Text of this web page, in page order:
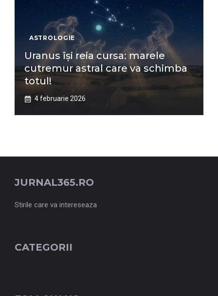
ASTROLOGIE
Uranus își reia cursa: marele
cutremur astral care va schimba
totul!
4 februarie 2026
JURNAL365.RO
Stirile care va intereseaza
CATEGORII